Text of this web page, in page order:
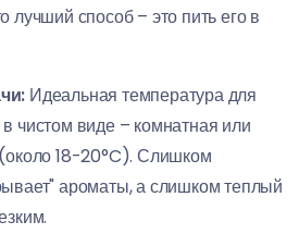
лучший способ – это пить его в
Идеальная температура для
чистом виде – комнатная или
18-20°C). Слишком
ароматы, а слишком теплый